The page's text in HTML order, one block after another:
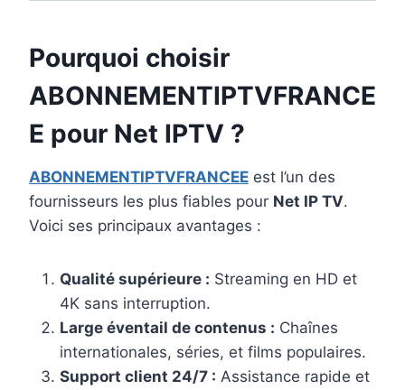
Pourquoi choisir
ABONNEMENTIPTVFRANCE
E pour Net IPTV ?
ABONNEMENTIPTVFRANCEE est l’un des
fournisseurs les plus fiables pour Net IP TV.
Voici ses principaux avantages :
Qualité supérieure : Streaming en HD et
4K sans interruption.
Large éventail de contenus : Chaînes
internationales, séries, et films populaires.
Support client 24/7 : Assistance rapide et